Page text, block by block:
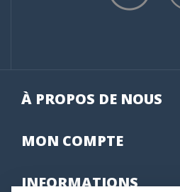
À PROPOS DE NOUS
MON COMPTE
INFORMATIONS